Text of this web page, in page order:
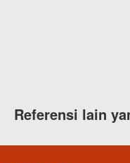
Referensi lain